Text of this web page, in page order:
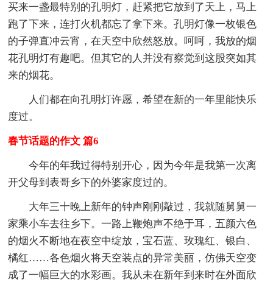
买来一盏最特别的孔明灯，赶紧把它放到了天上，马上
跑了下来，连打火机都忘了拿下来。孔明灯像一枚银色
的子弹直冲云宵，在天空中欣然怒放。呵呵，我放的烟
花孔明灯有趣吧。但其它的人并没有察觉到这股突如其
来的烟花。
人们都在向孔明灯许愿，希望在新的一年里能快乐
度过。
春节话题的作文 篇6
今年的年我过得特别开心，因为今年是我第一次离
开父母到表哥乡下的外婆家度过的。
大年三十晚上新年的钟声刚刚敲过，我就随舅舅一
家乘小车去往乡下。一路上鞭炮声不绝于耳，五颜六色
的烟火不断地在夜空中绽放，宝石蓝、玫瑰红、银白、
橘红……各色烟火将天空装点的异常美丽，仿佛天空变
成了一幅巨大的水彩画。我从未在新年到来时在外面欣